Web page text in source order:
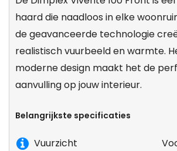
haard die naadloos in elke
de geavanceerde technologie
realistisch vuurbeeld en warmte.
moderne design maakt het de
aanvulling op jouw interieur.
Belangrijkste specificaties
Vuurzicht